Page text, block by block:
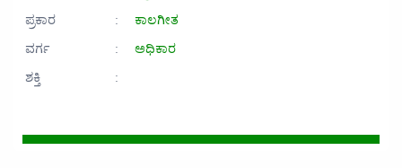
ಪ್ರಕಾರ
:
ಕಾಲಗೀತ
ವರ್ಗ
:
ಅಧಿಕಾರ
ಶಕ್ತಿ
: